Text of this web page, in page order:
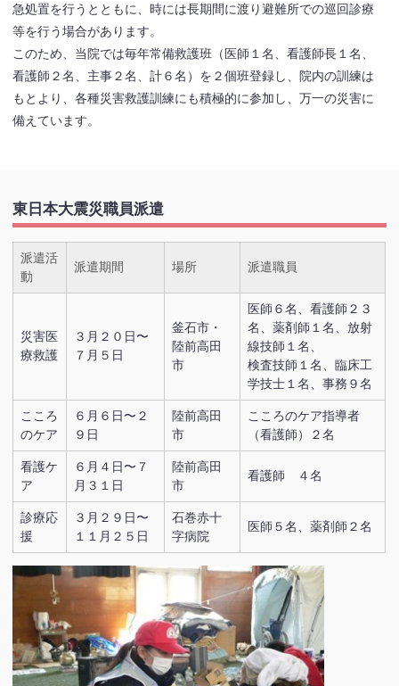
急処置を行うとともに、時には長期間に渡り避難所での巡回診療
等を行う場合があります。
このため、当院では毎年常備救護班（医師１名、看護師長１名、
看護師２名、主事２名、計６名）を２個班登録し、院内の訓練は
もとより、各種災害救護訓練にも積極的に参加し、万一の災害に
備えています。
東日本大震災職員派遣
派遣活
動
派遣期間 場所 派遣職員
災害医
療救護
３月２０日〜
７月５日
釜石市・
陸前高田
市
医師６名、看護師２３
名、薬剤師１名、放射
線技師１名、
検査技師１名、臨床工
学技士１名、事務９名
こころ
のケア
６月６日〜２
９日
陸前高田
市
こころのケア指導者
（看護師）２名
看護ケ
ア
６月４日〜７
月３１日
陸前高田
市
看護師 ４名
診療応
援
３月２９日〜
１１月２５日
石巻赤十
字病院
医師５名、薬剤師２名